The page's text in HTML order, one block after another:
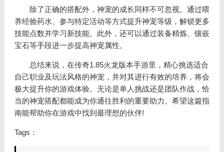
除了正确的搭配外，神宠的成长同样不可忽视。通过喂
养经验药水、参与特定活动等方式提升神宠等级，解锁更多
技能点数并学习新技能。此外，还可以通过装备精炼、镶嵌
宝石等手段进一步提高神宠属性。
总结来说，在传奇1.85火龙版本手游里，精心挑选适合
自己职业及玩法风格的神宠，并对其进行有效的培养，将会
极大提升你的游戏体验。无论是单人挑战还是团队作战，恰
当的神宠搭配都能成为你通往胜利的重要助力。希望这篇指
南能帮助你在游戏中找到最理想的伙伴!
Tags：